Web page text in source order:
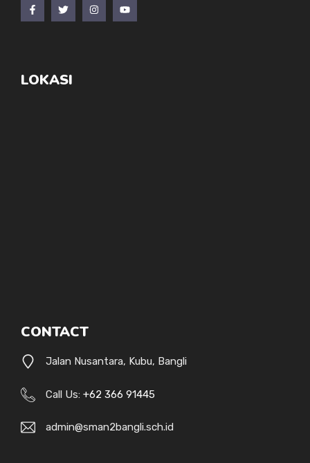
LOKASI
CONTACT
Jalan Nusantara, Kubu, Bangli
Call Us: +62 366 91445
admin@sman2bangli.sch.id